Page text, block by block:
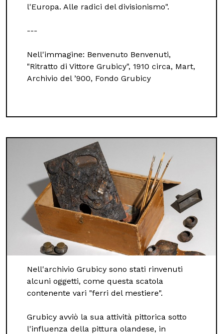
l'Europa. Alle radici del divisionismo".
---
Nell'immagine: Benvenuto Benvenuti,
"Ritratto di Vittore Grubicy", 1910 circa, Mart,
Archivio del ’900, Fondo Grubicy
Nell'archivio Grubicy sono stati rinvenuti
alcuni oggetti, come questa scatola
contenente vari "ferri del mestiere".
Grubicy avviò la sua attività pittorica sotto
l'influenza della pittura olandese, in